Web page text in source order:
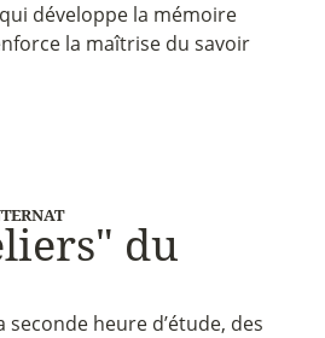
développe la mémoire
la maîtrise du savoir
liers" du
seconde heure d’étude, des